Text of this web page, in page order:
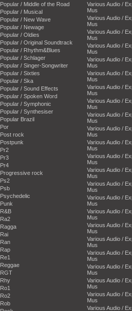
Popular / Middle of the Road
Popular / Musical
Popular / New Wave
Popular / Newage
Popular / Oldies
Popular / Original Soundtrack
Popular / Rhythm&Blues
Popular / Schlager
Popular / Singer-Songwriter
Popular / Sixties
Popular / Ska
Popular / Sound Effects
Popular / Spoken Word
Popular / Symphonic
Popular / Synthesiser
Popular Brazil
Por
Post rock
Postpunk
Pr2
Pr3
Pr4
Progressive rock
Ps2
Psb
Psychedelic
Punk
R&B
Ra2
Ragga
Rai
Ran
Rap
Re1
Reggae
RGT
Rhy
Ro1
Ro2
Rob
Various Audio /
Mus
Various Audio /
Mus
Various Audio /
Mus
Various Audio /
Mus
Various Audio /
Mus
Various Audio /
Mus
Various Audio /
Mus
Various Audio /
Mus
Various Audio /
Mus
Various Audio /
Mus
Various Audio /
Mus
Various Audio /
Mus
Various Audio /
Mus
Various Audio /
Mus
Various Audio /
Mus
Various Audio /
Mus
Various Audio /
Mus
Various Audio /
Mus
Various Audio /
Mus
Various Audio /
Mus
Various Audio /
Mus
Various Audio /
Mus
Various Audio /